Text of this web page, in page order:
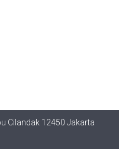
Cilandak 12450 Jakarta